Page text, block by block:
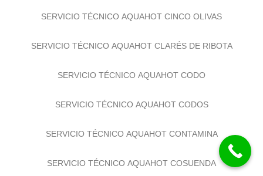
SERVICIO TÉCNICO AQUAHOT CINCO OLIVAS
SERVICIO TÉCNICO AQUAHOT CLARÉS DE RIBOTA
SERVICIO TÉCNICO AQUAHOT CODO
SERVICIO TÉCNICO AQUAHOT CODOS
SERVICIO TÉCNICO AQUAHOT CONTAMINA
SERVICIO TÉCNICO AQUAHOT COSUENDA